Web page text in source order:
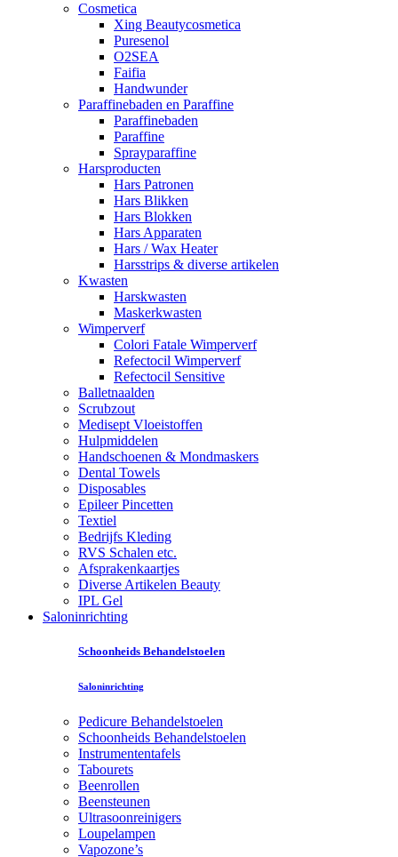
Cosmetica
Xing Beautycosmetica
Puresenol
O2SEA
Faifia
Handwunder
Paraffinebaden en Paraffine
Paraffinebaden
Paraffine
Sprayparaffine
Harsproducten
Hars Patronen
Hars Blikken
Hars Blokken
Hars Apparaten
Hars / Wax Heater
Harsstrips & diverse artikelen
Kwasten
Harskwasten
Maskerkwasten
Wimperverf
Colori Fatale Wimperverf
Refectocil Wimperverf
Refectocil Sensitive
Balletnaalden
Scrubzout
Medisept Vloeistoffen
Hulpmiddelen
Handschoenen & Mondmaskers
Dental Towels
Disposables
Epileer Pincetten
Textiel
Bedrijfs Kleding
RVS Schalen etc.
Afsprakenkaartjes
Diverse Artikelen Beauty
IPL Gel
Saloninrichting
Schoonheids Behandelstoelen
Saloninrichting
Pedicure Behandelstoelen
Schoonheids Behandelstoelen
Instrumententafels
Tabourets
Beenrollen
Beensteunen
Ultrasoonreinigers
Loupelampen
Vapozone’s